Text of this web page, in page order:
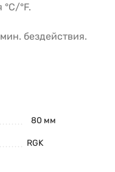
°F.
бездействия.
80 мм
RGK